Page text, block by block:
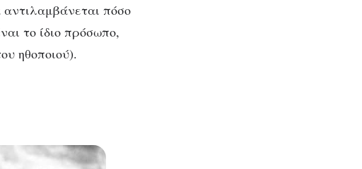
αντιλαμβάνεται πόσο
το ίδιο πρόσωπο,
ηθοποιού).